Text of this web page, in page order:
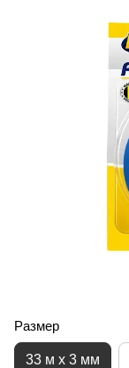
Размер
33 м x 3 мм